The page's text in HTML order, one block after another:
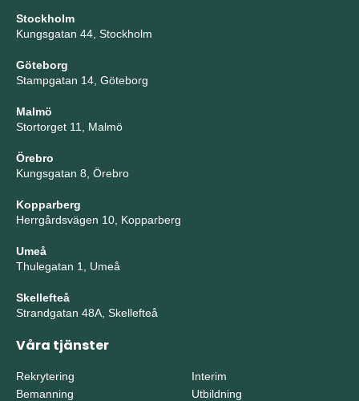
Stockholm
Kungsgatan 44, Stockholm
Göteborg
Stampgatan 14, Göteborg
Malmö
Stortorget 11, Malmö
Örebro
Kungsgatan 8, Örebro
Kopparberg
Herrgårdsvägen 10, Kopparberg
Umeå
Thulegatan 1, Umeå
Skellefteå
Strandgatan 48A, Skellefteå
Våra tjänster
Rekrytering
Bemanning
Interim
Utbildning